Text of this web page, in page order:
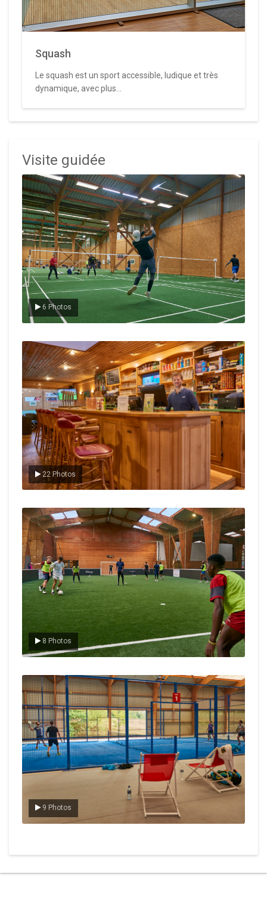
Squash
Le squash est un sport accessible, ludique et très
dynamique, avec plus...
Visite guidée
6 Photos
Le badminton
22 Photos
Le Club
8 Photos
Le foot en salle
9 Photos
Le padel